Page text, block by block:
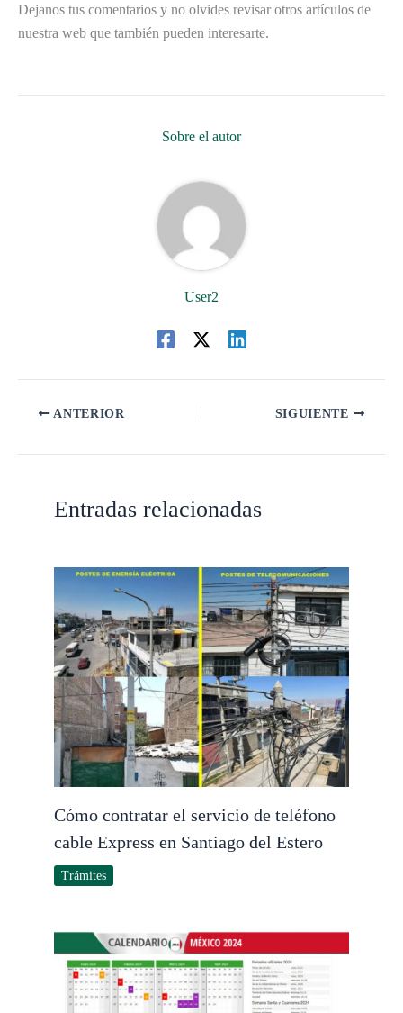
Dejanos tus comentarios y no olvides revisar otros artículos de
nuestra web que también pueden interesarte.
Sobre el autor
User2
ANTERIOR SIGUIENTE
Entradas relacionadas
Cómo contratar el servicio de teléfono
cable Express en Santiago del Estero
Trámites